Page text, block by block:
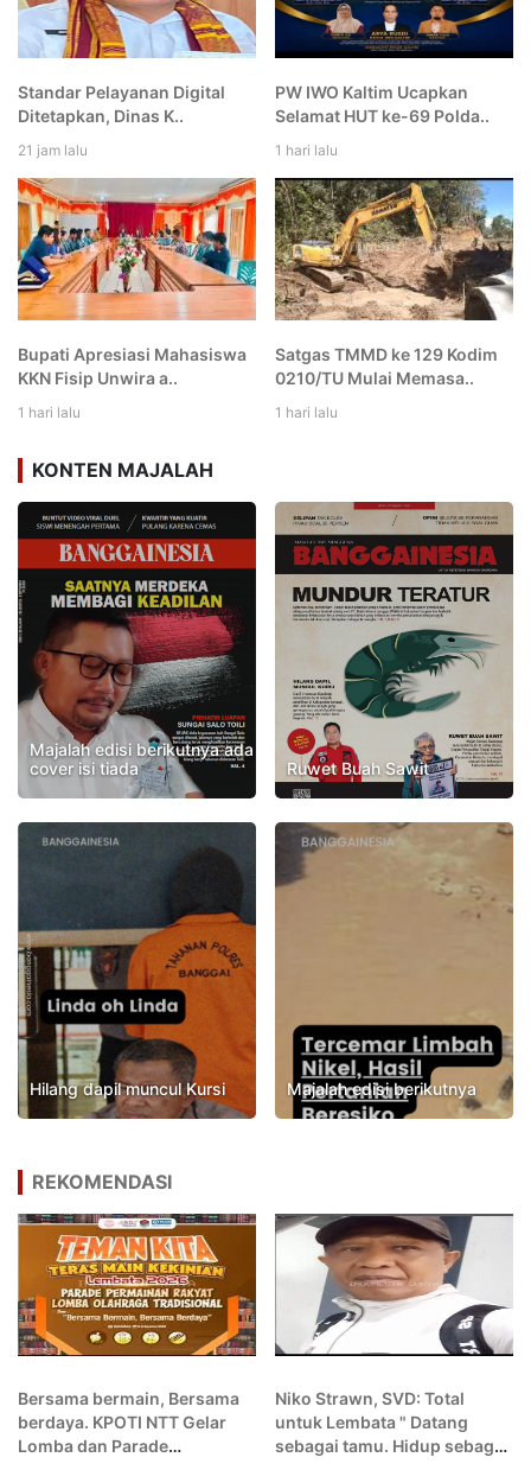
Standar Pelayanan Digital
Ditetapkan, Dinas K..
21 jam lalu
PW IWO Kaltim Ucapkan
Selamat HUT ke-69 Polda..
1 hari lalu
Bupati Apresiasi Mahasiswa
KKN Fisip Unwira a..
1 hari lalu
Satgas TMMD ke 129 Kodim
0210/TU Mulai Memasa..
1 hari lalu
KONTEN MAJALAH
Majalah edisi berikutnya ada
cover isi tiada
Ruwet Buah Sawit
Hilang dapil muncul Kursi Majalah edisi berikutnya
REKOMENDASI
Bersama bermain, Bersama
berdaya. KPOTI NTT Gelar
Lomba dan Parade
Niko Strawn, SVD: Total
untuk Lembata " Datang
sebagai tamu. Hidup sebagai